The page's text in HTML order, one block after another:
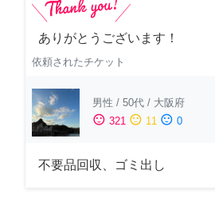
ありがとうございます！
依頼されたチケット
男性 / 50代 / 大阪府
sentiment_satisfied 321 sentiment_neutral 11 sentiment_dissatisfied 0
不要品回収、ゴミ出し